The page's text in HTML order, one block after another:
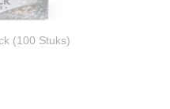
(100 Stuks)